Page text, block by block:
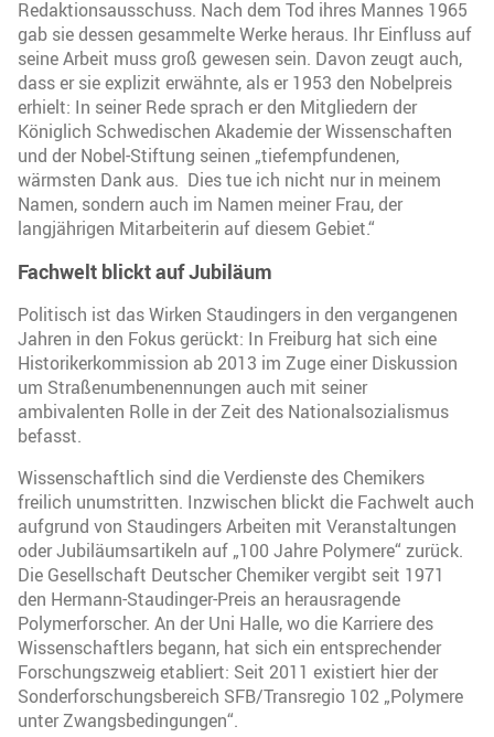
Redaktionsausschuss. Nach dem Tod ihres Mannes 1965
gab sie dessen gesammelte Werke heraus. Ihr Einfluss auf
seine Arbeit muss groß gewesen sein. Davon zeugt auch,
dass er sie explizit erwähnte, als er 1953 den Nobelpreis
erhielt: In seiner Rede sprach er den Mitgliedern der
Königlich Schwedischen Akademie der Wissenschaften
und der Nobel-Stiftung seinen „tiefempfundenen,
wärmsten Dank aus. Dies tue ich nicht nur in meinem
Namen, sondern auch im Namen meiner Frau, der
langjährigen Mitarbeiterin auf diesem Gebiet.“
Fachwelt blickt auf Jubiläum
Politisch ist das Wirken Staudingers in den vergangenen
Jahren in den Fokus gerückt: In Freiburg hat sich eine
Historikerkommission ab 2013 im Zuge einer Diskussion
um Straßenumbenennungen auch mit seiner
ambivalenten Rolle in der Zeit des Nationalsozialismus
befasst.
Wissenschaftlich sind die Verdienste des Chemikers
freilich unumstritten. Inzwischen blickt die Fachwelt auch
aufgrund von Staudingers Arbeiten mit Veranstaltungen
oder Jubiläumsartikeln auf „100 Jahre Polymere“ zurück.
Die Gesellschaft Deutscher Chemiker vergibt seit 1971
den Hermann-Staudinger-Preis an herausragende
Polymerforscher. An der Uni Halle, wo die Karriere des
Wissenschaftlers begann, hat sich ein entsprechender
Forschungszweig etabliert: Seit 2011 existiert hier der
Sonderforschungsbereich SFB/Transregio 102 „Polymere
unter Zwangsbedingungen“.